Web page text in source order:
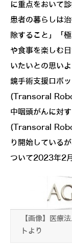
に重点をおいて
患者の暮らしは
除すること」「
や食事を楽しむ
いたいとの思い
鏡手術支援ロボ
(Transoral
中咽頭がんに対
(Transoral
り開始している
ついて2023年2
【画像】医療
トより